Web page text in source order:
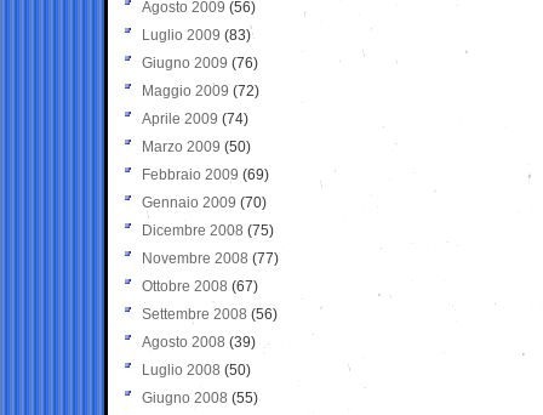
Agosto 2009 (56)
Luglio 2009 (83)
Giugno 2009 (76)
Maggio 2009 (72)
Aprile 2009 (74)
Marzo 2009 (50)
Febbraio 2009 (69)
Gennaio 2009 (70)
Dicembre 2008 (75)
Novembre 2008 (77)
Ottobre 2008 (67)
Settembre 2008 (56)
Agosto 2008 (39)
Luglio 2008 (50)
Giugno 2008 (55)